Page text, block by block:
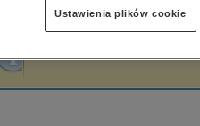
popularno-naukowe
historia
Ustawienia plików cookie